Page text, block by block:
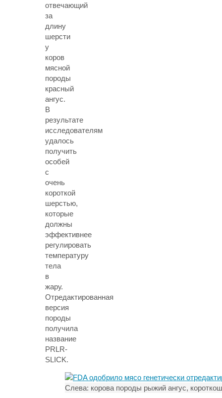
отвечающий
за
длину
шерсти
у
коров
мясной
породы
красный
ангус.
В
результате
исследователям
удалось
получить
особей
с
очень
короткой
шерстью,
которые
должны
эффективнее
регулировать
температуру
тела
в
жару.
Отредактированная
версия
породы
получила
название
PRLR-
SLICK.
Слева: корова породы рыжий ангус,